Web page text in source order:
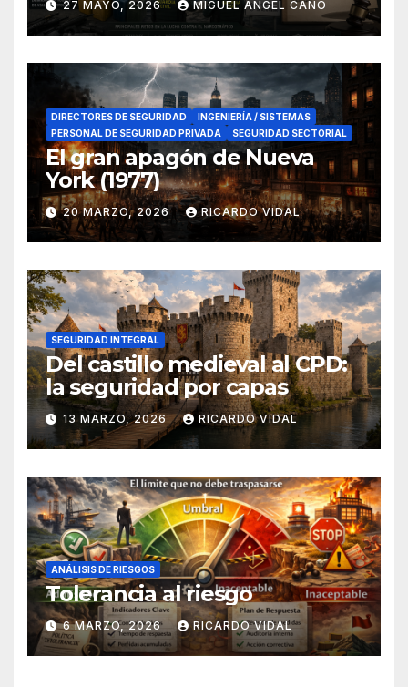
en el sur de España
27 MAYO, 2026 MIGUEL ANGEL CANO
DIRECTORES DE SEGURIDAD
INGENIERÍA / SISTEMAS
PERSONAL DE SEGURIDAD PRIVADA
SEGURIDAD SECTORIAL
El gran apagón de Nueva
York (1977)
20 MARZO, 2026 RICARDO VIDAL
SEGURIDAD INTEGRAL
Del castillo medieval al CPD:
la seguridad por capas
13 MARZO, 2026 RICARDO VIDAL
ANÁLISIS DE RIESGOS
Tolerancia al riesgo
6 MARZO, 2026 RICARDO VIDAL